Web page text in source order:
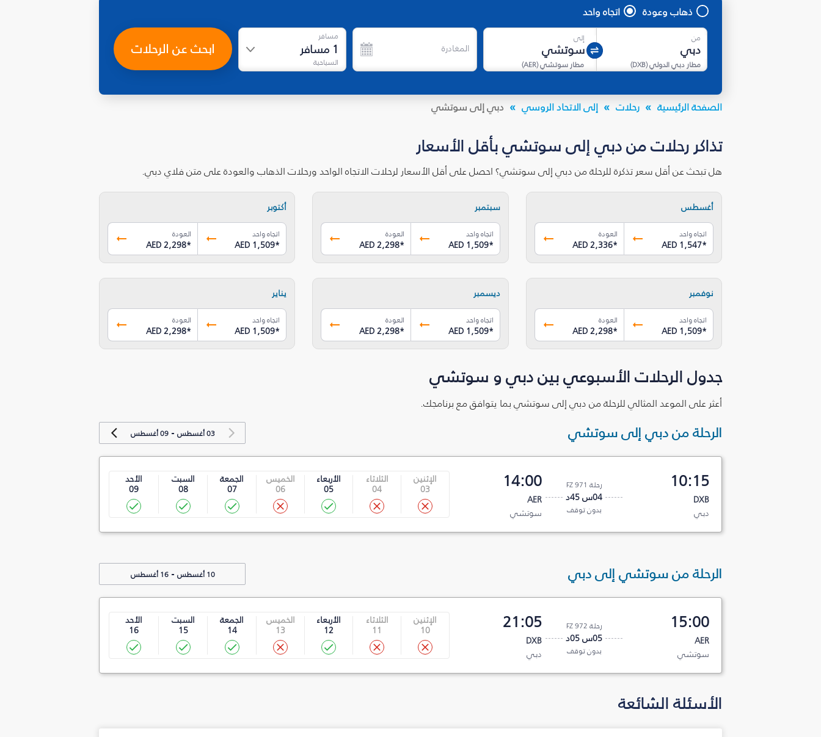
ذهاب وعودة اتجاه واحد
من
مطار دبي الدولي(
DXB
)
إلى
مطار سوتشي(
AER
)
المغادرة
مسافر
1 مسافر
السياحية
ابحث عن الرحلات
الصفحة الرئيسية رحلات إلى الاتحاد الروسي دبي إلى سوتشي
تذاكر رحلات من دبي إلى سوتشي بأقل الأسعار
هل تبحث عن أقل سعر تذكرة للرحلة من دبي إلى سوتشي؟ احصل على أقل الأسعار لرحلات الاتجاه الواحد ورحلات الذهاب والعودة على متن فلاي دبي.
أغسطس
اتجاه واحد
AED 1,547*
العودة
AED 2,336*
سبتمبر
اتجاه واحد
AED 1,509*
العودة
AED 2,298*
أكتوبر
اتجاه واحد
AED 1,509*
العودة
AED 2,298*
نوفمبر
اتجاه واحد
AED 1,509*
العودة
AED 2,298*
ديسمبر
اتجاه واحد
AED 1,509*
العودة
AED 2,298*
يناير
اتجاه واحد
AED 1,509*
العودة
AED 2,298*
جدول الرحلات الأسبوعي بين دبي و سوتشي
أعثر على الموعد المثالي للرحلة من دبي إلى سوتشي بما يتوافق مع برنامجك.
الرحلة من دبي إلى سوتشي 03 أغسطس -09 أغسطس
10:15
DXB
دبي
رحلة FZ 971
04س 45د
بدون توقف
14:00
AER
سوتشي
الإثنين
03
الثلاثاء
04
الأربعاء
05
الخميس
06
الجمعة
07
السبت
08
الأحد
09
الرحلة من سوتشي إلى دبي 10 أغسطس -16 أغسطس
15:00
AER
سوتشي
رحلة FZ 972
05س 05د
بدون توقف
21:05
DXB
دبي
الإثنين
10
الثلاثاء
11
الأربعاء
12
الخميس
13
الجمعة
14
السبت
15
الأحد
16
الأسئلة الشائعة